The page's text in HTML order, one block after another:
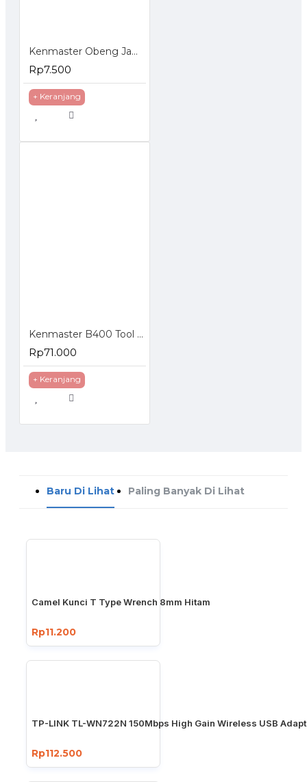
Kenmaster Obeng Jam Set 6 Pcs
Rp7.500
+ Keranjang
Kenmaster B400 Tool Box
Rp71.000
+ Keranjang
Baru Di Lihat Paling Banyak Di Lihat
Camel Kunci T Type Wrench 8mm Hitam
Rp11.200
TP-LINK TL-WN722N 150Mbps High Gain Wireless USB
Rp112.500